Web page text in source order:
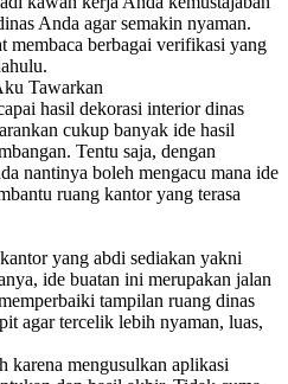
Anda agar semakin nyaman.
membaca berbagai verifikasi yang
Tawarkan
hasil dekorasi interior dinas
cukup banyak ide hasil
Tentu saja, dengan
nantinya boleh mengacu mana ide
ruang kantor yang terasa
yang abdi sediakan yakni
ide buatan ini merupakan jalan
tampilan ruang dinas
agar tercelik lebih nyaman, luas,
karena mengusulkan aplikasi